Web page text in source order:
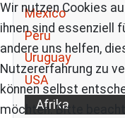
Mexico
Peru
Uruguay
USA
Afrika
Wir nutzen Cookies
ihnen sind essenziell
andere uns helfen,
Nutzererfahrung zu
können selbst
möchten. Bitte